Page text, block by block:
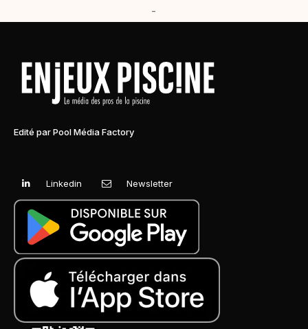
-
Edité par Pool Média Factory
Linkedin Newsletter